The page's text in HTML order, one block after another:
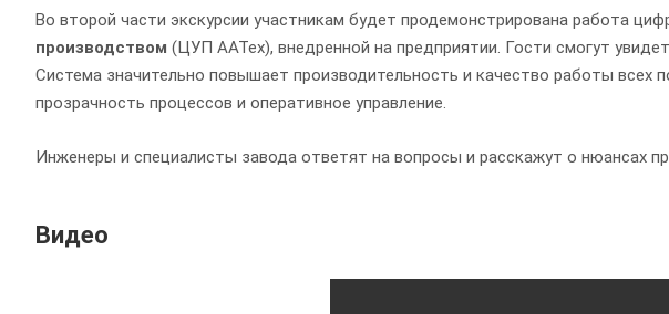
Во второй части экскурсии участникам будет продемонстрирована работа
производством (ЦУП ААТех), внедренной на предприятии. Гости смогут
Система значительно повышает производительность и качество работы всех
прозрачность процессов и оперативное управление.
Инженеры и специалисты завода ответят на вопросы и расскажут о нюансах
Видео